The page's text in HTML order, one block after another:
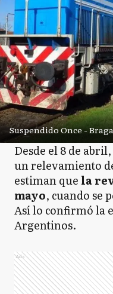
Suspendido Once -
Desde el 8 de
un relevamiento
estiman que la
mayo, cuando se
Así lo confirmó la
Argentinos.
Ads